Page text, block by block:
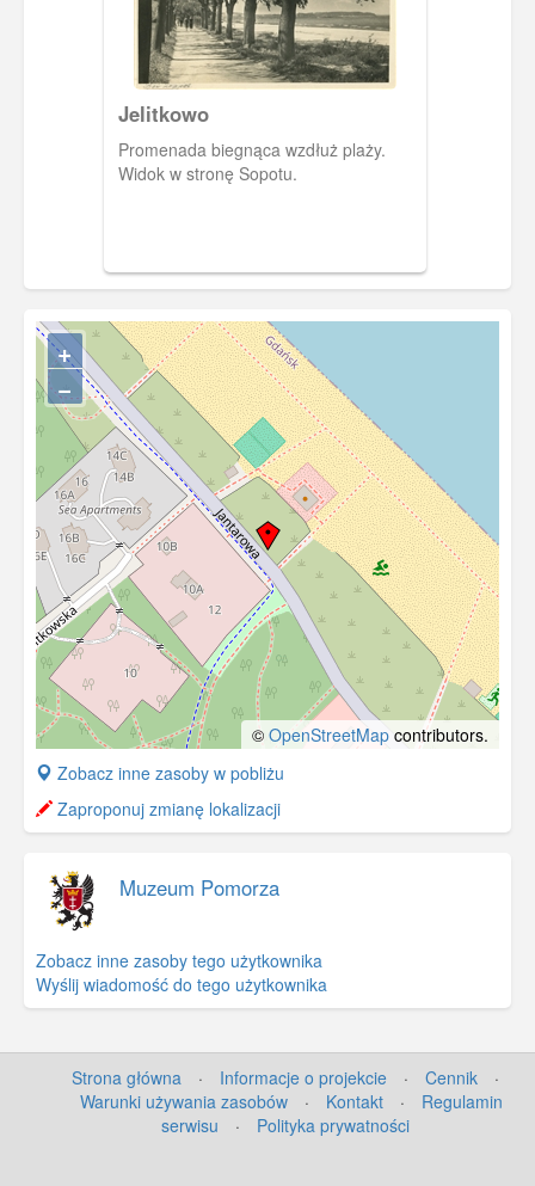
Jelitkowo
Promenada biegnąca wzdłuż plaży.
Widok w stronę Sopotu.
+
−
© OpenStreetMap contributors.
+
−
Zobacz inne zasoby w pobliżu
Zaproponuj zmianę lokalizacji
Muzeum Pomorza
Zobacz inne zasoby tego użytkownika
Wyślij wiadomość do tego użytkownika
Strona główna · Informacje o projekcie · Cennik
·
Warunki używania zasobów
· Kontakt ·
Regulamin
serwisu
· Polityka prywatności